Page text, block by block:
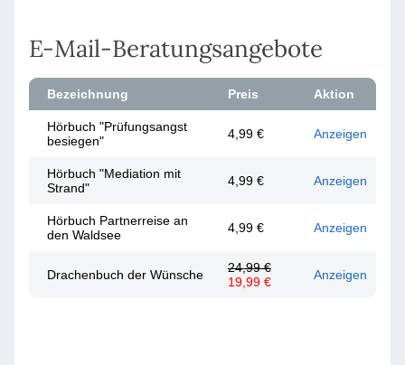
E-Mail-Beratungsangebote
Bezeichnung Preis Aktion
Hörbuch "Prüfungsangst
besiegen"
4,99 € Anzeigen
Hörbuch "Mediation mit
Strand"
4,99 € Anzeigen
Hörbuch Partnerreise an
den Waldsee
4,99 € Anzeigen
Drachenbuch der Wünsche
24,99 €
19,99 €
Anzeigen